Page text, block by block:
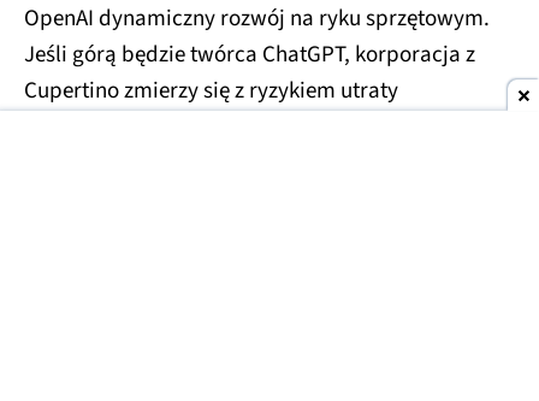
OpenAI dynamiczny rozwój na ryku sprzętowym.
Jeśli górą będzie twórca ChatGPT, korporacja z
Cupertino zmierzy się z ryzykiem utraty